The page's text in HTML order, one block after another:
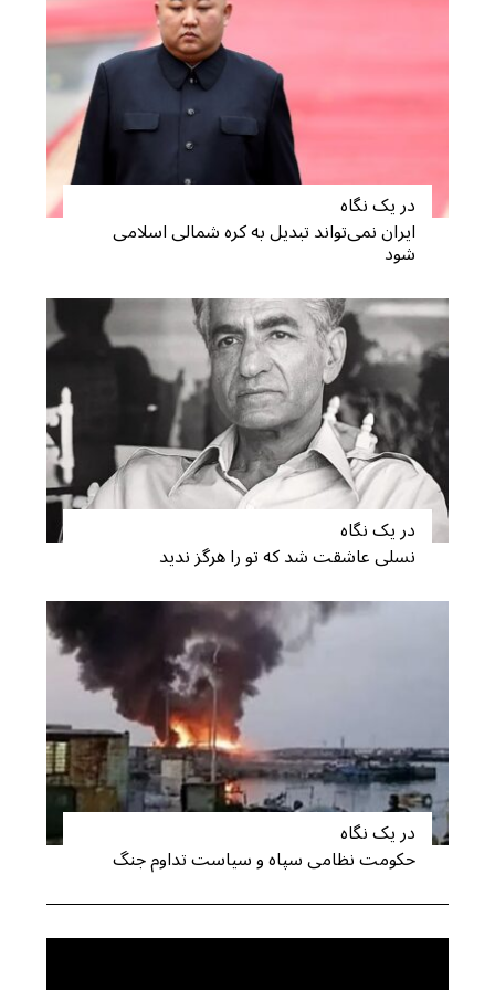
در یک نگاه
ایران نمی‌تواند تبدیل به کره شمالی اسلامی
شود
در یک نگاه
نسلی عاشقت شد که تو را هرگز ندید
در یک نگاه
حکومت نظامی سپاه و سیاست تداوم جنگ